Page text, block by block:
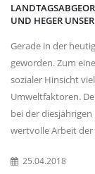
UND HEGER
Gerade in der
geworden. Zum
sozialer Hinsicht
Umweltfaktoren.
bei der
wertvolle Arbeit der
25.04.2018